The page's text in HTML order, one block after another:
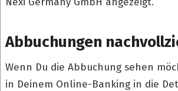
Abbuchungen
Wenn Du die Abbuchung sehen
in Deinem Online-Banking in die